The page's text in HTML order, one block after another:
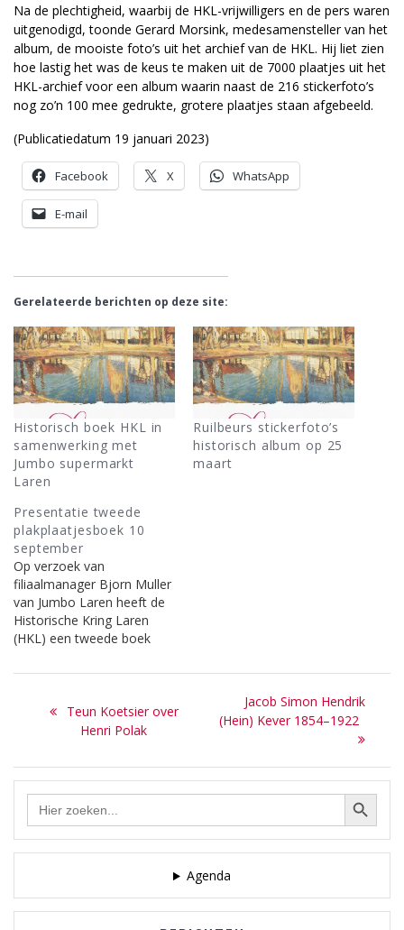
Na de plechtigheid, waarbij de HKL-vrijwilligers en de pers waren
uitgenodigd, toonde Gerard Morsink, medesamensteller van het
album, de mooiste foto’s uit het archief van de HKL. Hij liet zien
hoe lastig het was de keus te maken uit de 7000 plaatjes uit het
HKL-archief voor een album waarin naast de 216 stickerfoto’s
nog zo’n 100 mee gedrukte, grotere plaatjes staan afgebeeld.
(Publicatiedatum 19 januari 2023)
Facebook X WhatsApp
E-mail
Gerelateerde berichten op deze site:
Historisch boek HKL in
samenwerking met
Jumbo supermarkt
Laren
Ruilbeurs stickerfoto’s
historisch album op 25
maart
Presentatie tweede
plakplaatjesboek 10
september
Op verzoek van
filiaalmanager Bjorn Muller
van Jumbo Laren heeft de
Historische Kring Laren
(HKL) een tweede boek
stickerfoto’s over de
Het eerste exemplaar
wordt 10 september
burgemeester Joan de
Zwart-Bloch en
tegelijkertijd begint de actie
in de winkel. Bij het doen…
navigatie
Previous
post:
Teun Koetsier over
Henri Polak
Next
post:
Jacob Simon Hendrik
(Hein) Kever 1854–1922
Zoek Zoekknop
Agenda